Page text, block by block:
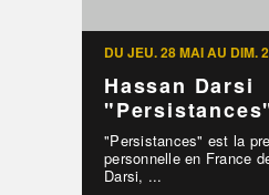
DU JEU. 28 MAI AU DIM.
Hassan Darsi
"Persistances" est la
personnelle en France
Darsi, ...